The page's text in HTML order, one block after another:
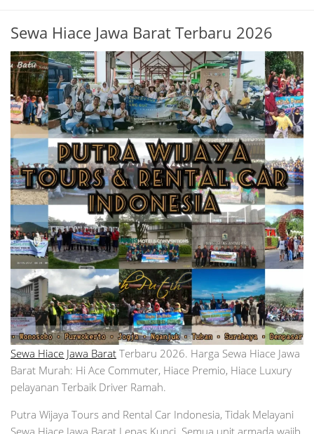
Sewa Hiace Jawa Barat Terbaru 2026
Sewa Hiace Jawa Barat Terbaru 2026. Harga Sewa Hiace Jawa
Barat Murah: Hi Ace Commuter, Hiace Premio, Hiace Luxury
pelayanan Terbaik Driver Ramah.
Putra Wijaya Tours and Rental Car Indonesia, Tidak Melayani
Sewa Hiace Jawa Barat Lepas Kunci. Semua unit armada wajib